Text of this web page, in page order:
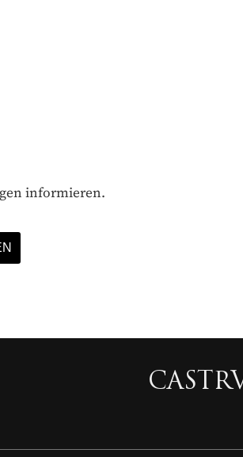
informieren.